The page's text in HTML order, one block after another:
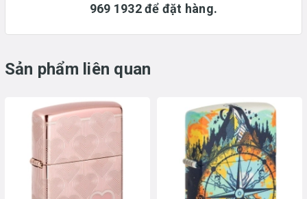
969 1932 để đặt hàng.
Sản phẩm liên quan